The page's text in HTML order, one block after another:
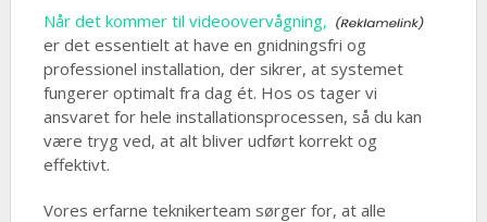
Når det kommer til videoovervågning,
er det essentielt at have en gnidningsfri og
professionel installation, der sikrer, at systemet
fungerer optimalt fra dag ét. Hos os tager vi
ansvaret for hele installationsprocessen, så du kan
være tryg ved, at alt bliver udført korrekt og
effektivt.
Vores erfarne teknikerteam sørger for, at alle